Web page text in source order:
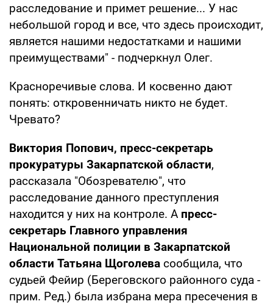
расследование и примет решение... У нас
небольшой город и все, что здесь происходит,
является нашими недостатками и нашими
преимуществами" - подчеркнул Олег.
Красноречивые слова. И косвенно дают
понять: откровенничать никто не будет.
Чревато?
Виктория Попович, пресс-секретарь
прокуратуры Закарпатской области,
рассказала "Обозревателю", что
расследование данного преступления
находится у них на контроле. А пресс-
секретарь Главного управления
Национальной полиции в Закарпатской
области Татьяна Щоголева сообщила, что
судьей Фейир (Береговского районного суда -
прим. Ред.) была избрана мера пресечения в